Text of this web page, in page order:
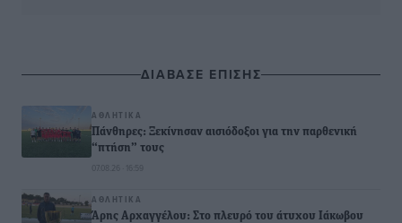
ΔΙΑΒΑΣΕ ΕΠΙΣΗΣ
ΑΘΛΗΤΙΚΆ
Πάνθηρες: Ξεκίνησαν αισιόδοξοι για την παρθενική
“πτήση” τους
07.08.26 · 16:59
ΑΘΛΗΤΙΚΆ
Άρης Αρχαγγέλου: Στο πλευρό του άτυχου Ιάκωβου